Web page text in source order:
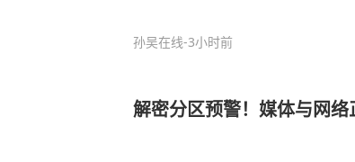
孙吴在线-3小时前
解密分区预警！媒体与网